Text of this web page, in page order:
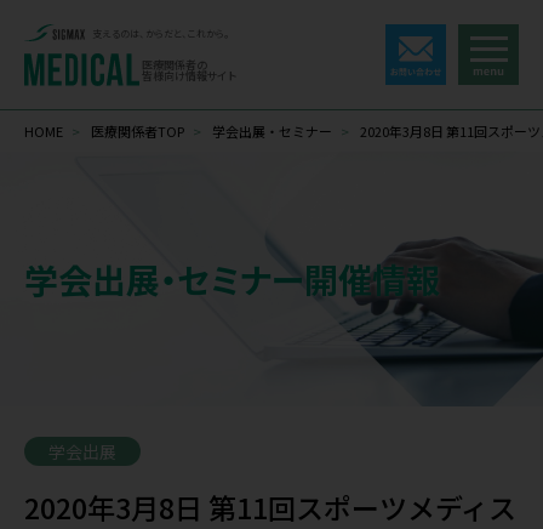
支えるのは、からだと、これから。
医療関係者の
皆様向け情報サイト
HOME > 医療関係者TOP > 学会出展・セミナー > 2020年3月8日 第11回スポー
学会出展・セミナー開催情報
学会出展
2020年3月8日 第11回スポーツメディス